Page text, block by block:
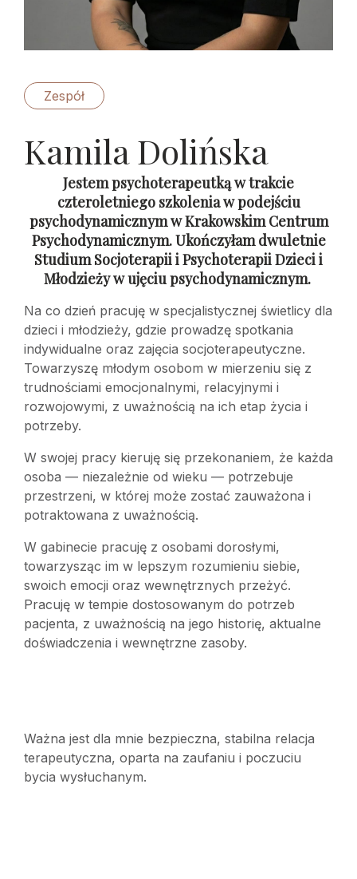
Zespół
Kamila Dolińska
Jestem psychoterapeutką w trakcie
czteroletniego szkolenia w podejściu
psychodynamicznym w Krakowskim Centrum
Psychodynamicznym. Ukończyłam dwuletnie
Studium Socjoterapii i Psychoterapii Dzieci i
Młodzieży w ujęciu psychodynamicznym.
Na co dzień pracuję w specjalistycznej świetlicy dla
dzieci i młodzieży, gdzie prowadzę spotkania
indywidualne oraz zajęcia socjoterapeutyczne.
Towarzyszę młodym osobom w mierzeniu się z
trudnościami emocjonalnymi, relacyjnymi i
rozwojowymi, z uważnością na ich etap życia i
potrzeby.
W swojej pracy kieruję się przekonaniem, że każda
osoba — niezależnie od wieku — potrzebuje
przestrzeni, w której może zostać zauważona i
potraktowana z uważnością.
W gabinecie pracuję z osobami dorosłymi,
towarzysząc im w lepszym rozumieniu siebie,
swoich emocji oraz wewnętrznych przeżyć.
Pracuję w tempie dostosowanym do potrzeb
pacjenta, z uważnością na jego historię, aktualne
doświadczenia i wewnętrzne zasoby.
Ważna jest dla mnie bezpieczna, stabilna relacja
terapeutyczna, oparta na zaufaniu i poczuciu
bycia wysłuchanym.